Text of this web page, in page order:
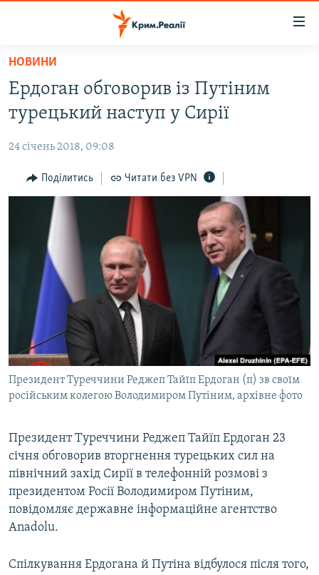
Перейти
основного
матеріалу
Перейти
до
навігації
Перейти
ВОДА.КРИМ
ВІДЕО ТА ФОТО
ПОЛІТИКА
БЛОГИ
ПОГЛЯД
ІНТЕРВ'Ю
ВСЕ ЗА ДЕНЬ
СПЕЦПРОЕКТИ
ДЕПОРТАЦІЯ
ВІДЕОУРОКИ «ELIFBE»
СВІДЧЕННЯ ОКУПАЦІЇ
УКРАЇНСЬКА ПРОБЛЕМА КРИМУ
ЯК ОБІЙТИ БЛОКУВАННЯ
Русский
Qırımtatar
Усі сайти RFE/RL
НОВИНИ
Ердоган обговорив із Путіним
турецький наступ у Сирії
24 січень 2018, 09:08
Поділитись Читати без VPN
Президент Туреччини Реджеп Тайїп Ердоган (п) зв своїм
російським колегою Володимиром Путіним, архівне фото
Президент Туреччини Реджеп Тайїп Ердоган 23
січня обговорив вторгнення турецьких сил на
північний захід Сирії в телефонній розмові з
президентом Росії Володимиром Путіним,
повідомляє державне інформаційне агентство
Anadolu.
Спілкування Ердогана й Путіна відбулося після того,